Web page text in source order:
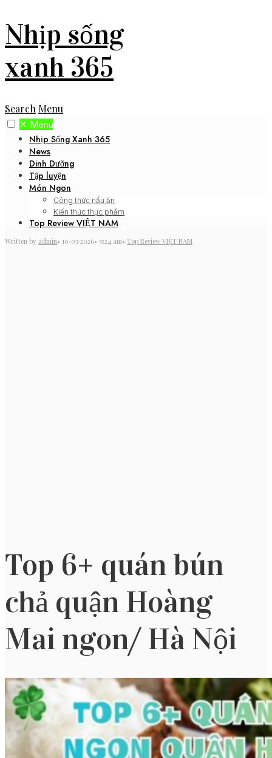
Nhịp sống
xanh 365
Search Menu
✕ Menu
Nhịp Sống Xanh 365
News
Dinh Dưỡng
Tập luyện
Món Ngon
Công thức nấu ăn
Kiến thức thực phẩm
Top Review VIỆT NAM
Written by admin• 10/03/2026• 9:24 am• Top Review VIỆT NAM
Top 6+ quán bún
chả quận Hoàng
Mai ngon/ Hà Nội